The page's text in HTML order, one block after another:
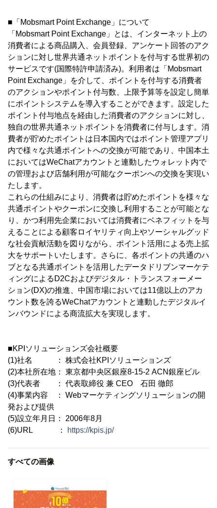
■「Mobsmart Point Exchange」について
「Mobsmart Point Exchange」とは、インターネット上の
消費者による商品購入、会員登録、アンケート回答のアク
ションに対し世界共通ネットポイントを付与する世界初の
サービスです(国際特許申請済み)。利用者は「Mobsmart
Point Exchange」を介して、ポイントを付与する消費者
のアクションやポイント付与数、上限予算等を設定し簡単
にポイントシステムを導入することができます。設定した
ポイント付与地点を経由した消費者のアクションに対し、
独自の世界共通ネットポイントを消費者に付与します。消
費者が貯めたポイントは日本国内ではポイント管理アプリ
内で様々な共通ポイントへの交換が可能であり、中国本土
においてはWeChatアカウントと連動したウォレット内で
の管理および店舗利用が可能なクーポンへの交換を実現い
たします。
これらの仕組みにより、消費者は貯めたポイントを様々な
共通ポイントやクーポンに交換し利用することが可能とな
り、かつ利用先企業においては消費者にベネフィットを与
えることによる顧客ロイヤリティ向上やソーシャルグッド
な社会貢献活動を図りながら、ポイント活用による売上拡
大をサポートいたします。さらに、各ポイントの共通のハ
ブとなる共通ポイントを活用したデータドリブンマーケテ
ィングによるD2Cおよびデジタル・トランスフォーメー
ション(DX)の推進、中国市場においては11億以上のアカ
ウント数を誇るWeChatアカウントと連動したデジタルイ
ンバウンドによる商流拡大を実現します。
■KPIソリューションズ会社概要
(1)社名 ： 株式会社KPIソリューションズ
(2)本社所在地： 東京都中央区銀座8-15-2 ACN銀座ビル
(3)代表者 ： 代表取締役 兼 CEO 石田 徹郎
(4)事業内容 ： Webマーケティングソリューションの開
発および提供
(5)設立年月日： 2006年8月
(6)URL ：
https://kpis.jp/
すべての画像